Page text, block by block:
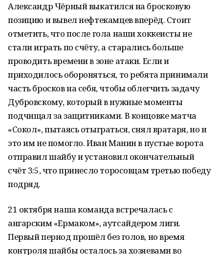
Александр Чёрный выкатился на бросковую
позицию и вывел нефтекамцев вперёд. Стоит
отметить, что после гола наши хоккеисты не
стали играть по счёту, а старались больше
проводить времени в зоне атаки. Если и
приходилось обороняться, то ребята принимали
часть бросков на себя, чтобы облегчить задачу
Дубровскому, который в нужные моменты
подчищал за защитниками. В концовке матча
«Сокол», пытаясь отыграться, снял вратаря, но и
это им не помогло. Иван Манин в пустые ворота
отправил шайбу и установил окончательный
счёт 3:5, что принесло торосовцам третью победу
подряд.
21 октября наша команда встречалась с
ангарским «Ермаком», аутсайдером лиги.
Первый период прошёл без голов, но время
контроля шайбы осталось за хозяевами во